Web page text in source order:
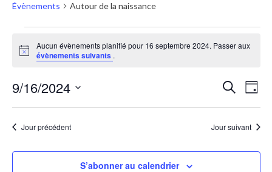
Évènements Autour de la naissance
Évènements
for
16
septembre
2024
Notice
Aucun évènements planifié pour 16 septembre 2024. Passer aux
évènements suivants .
et
de
Recherche
de
vues
Jour
9/16/2024
date.Jour précédent Jour suivant
S’abonner au calendrier